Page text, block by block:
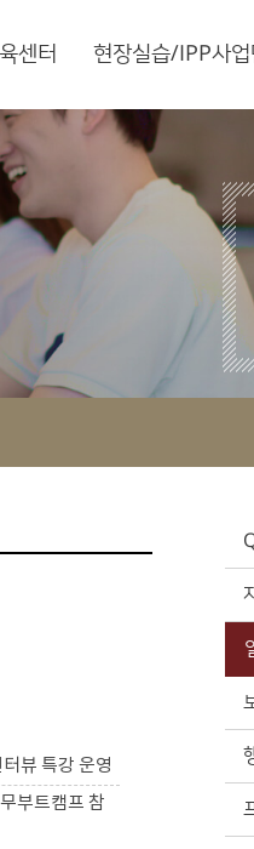
센터 현장실습/IPP사업
뷰 특강 운영
부트캠프 참